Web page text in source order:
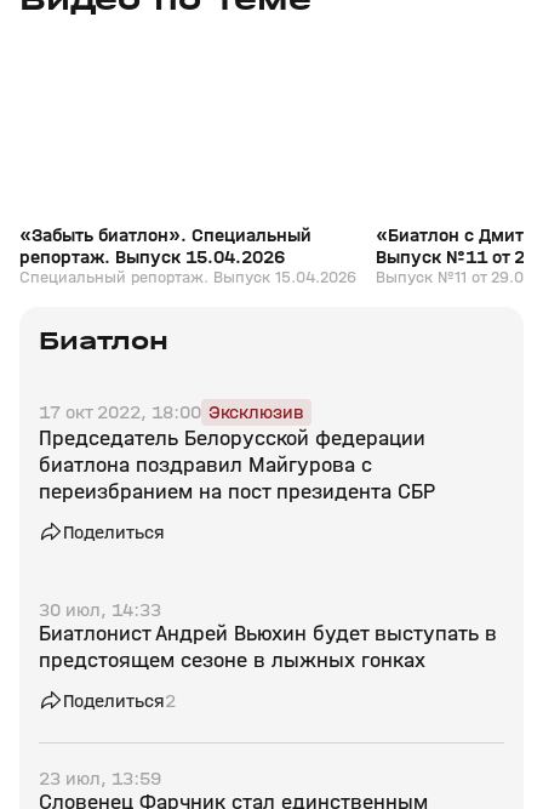
«Забыть биатлон». Специальный
репортаж. Выпуск 15.04.2026
Специальный репортаж. Выпуск 15.04.2026
«Биатлон с
Выпуск №11 от
Выпуск №11 от
Биатлон
17 окт 2022, 18:00 Эксклюзив
Председатель Белорусской федерации
биатлона поздравил Майгурова с
переизбранием на пост президента СБР
Поделиться
30 июл, 14:33
Биатлонист Андрей Вьюхин будет выступать в
предстоящем сезоне в лыжных гонках
Поделиться2
23 июл, 13:59
Словенец Фарчник стал единственным